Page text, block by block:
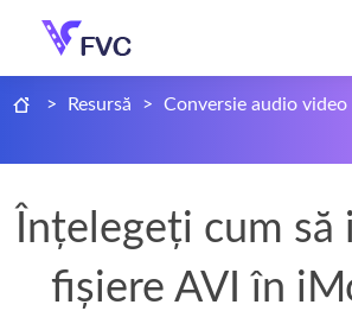
> Resursă > Conversie audio video
Înțelegeți cum
fișiere AVI în